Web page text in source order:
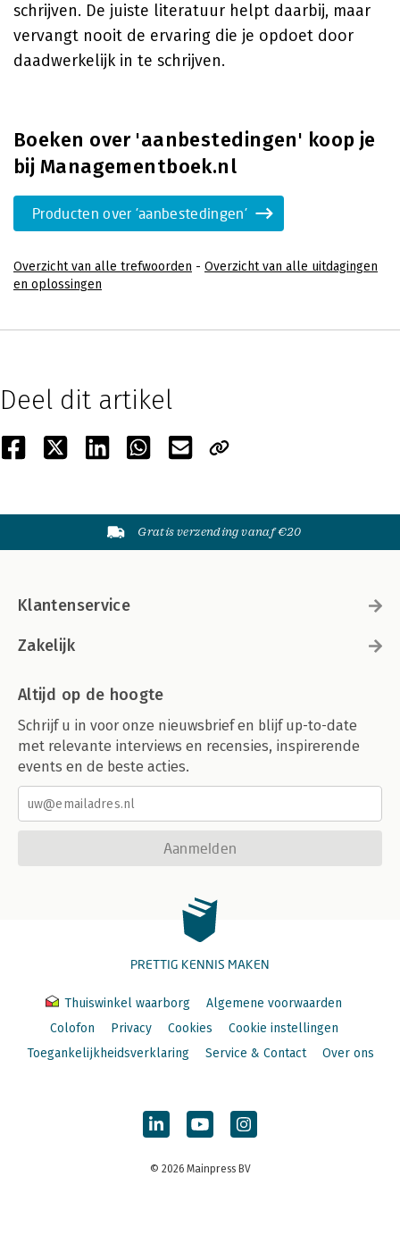
schrijven. De juiste literatuur helpt daarbij, maar
vervangt nooit de ervaring die je opdoet door
daadwerkelijk in te schrijven.
Boeken over 'aanbestedingen' koop je
bij Managementboek.nl
Producten over 'aanbestedingen'
Overzicht van alle trefwoorden - Overzicht van alle uitdagingen
en oplossingen
Deel dit artikel
Gratis verzending vanaf €20
Klantenservice
Zakelijk
Altijd op de hoogte
Schrijf u in voor onze nieuwsbrief en blijf up-to-date
met relevante interviews en recensies, inspirerende
events en de beste acties.
Aanmelden
PRETTIG KENNIS MAKEN
Thuiswinkel waarborg
Algemene voorwaarden
Colofon
Privacy Cookies
Cookie instellingen
Toegankelijkheidsverklaring
Service & Contact Over ons
© 2026 Mainpress BV